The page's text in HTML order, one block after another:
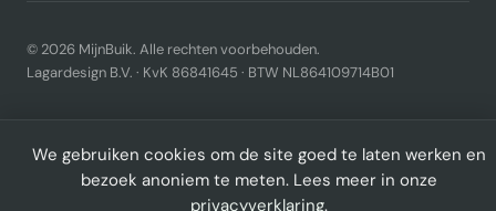
© 2026 MijnBuik. Alle rechten voorbehouden.
Lagardesign B.V. · KvK 86841645 · BTW NL864109714B01
We gebruiken cookies om de site goed te laten werken en
bezoek anoniem te meten. Lees meer in onze
privacyverklaring.